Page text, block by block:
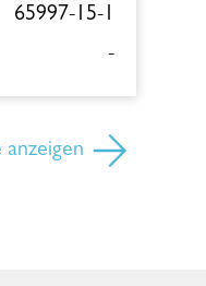
65997-15-1
-
anzeigen